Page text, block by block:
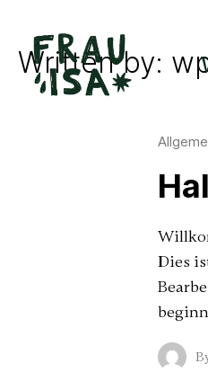
Written by:
Dies